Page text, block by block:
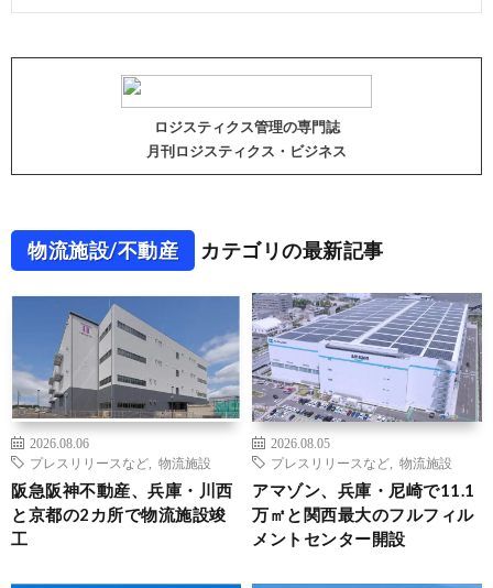
ロジスティクス管理の専門誌
月刊ロジスティクス・ビジネス
物流施設/不動産 カテゴリの最新記事
2026.08.06
プレスリリースなど
物流施設
阪急阪神不動産、兵庫・川西
と京都の2カ所で物流施設竣
工
2026.08.05
プレスリリースなど
物流施設
アマゾン、兵庫・尼崎で11.1
万㎡と関西最大のフルフィル
メントセンター開設